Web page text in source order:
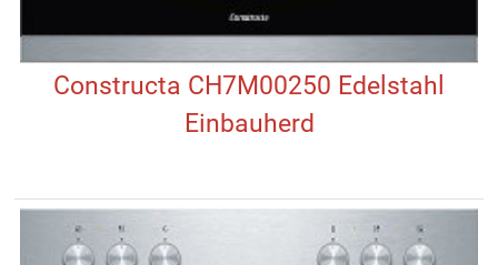
Constructa CH7M00250 Edelstahl
Einbauherd